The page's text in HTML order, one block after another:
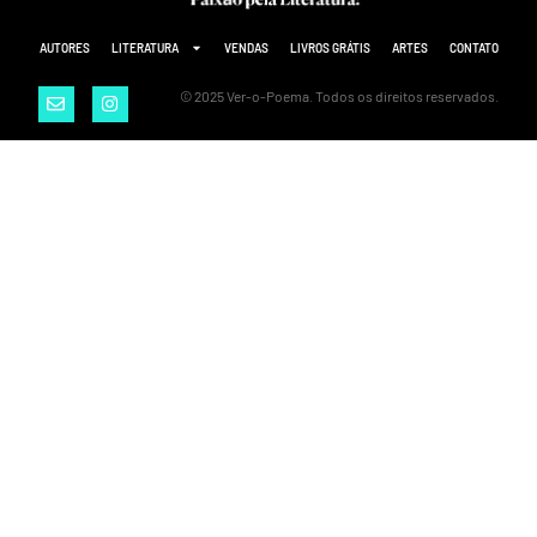
AUTORES LITERATURA VENDAS LIVROS GRÁTIS ARTES CONTATO
© 2025 Ver-o-Poema. Todos os direitos reservados.